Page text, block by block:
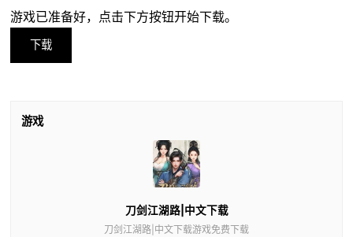
游戏已准备好，点击下方按钮开始下载。
下载
游戏
刀剑江湖路|中文下载
刀剑江湖路|中文下载游戏免费下载